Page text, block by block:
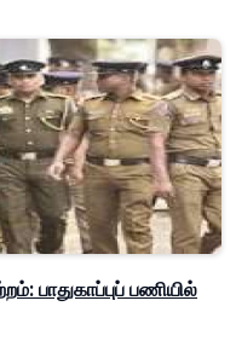
பாதுகாப்புப் பணியில்